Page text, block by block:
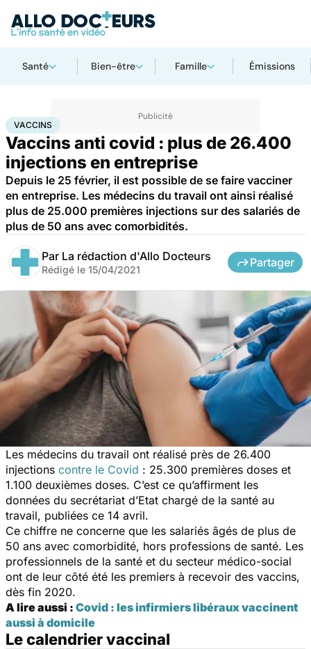
Santé Bien-être Famille Émissions
AccueilSanté Vaccins
VACCINS
Vaccins anti covid : plus de 26.400
injections en entreprise
Depuis le 25 février, il est possible de se faire vacciner
en entreprise. Les médecins du travail ont ainsi réalisé
plus de 25.000 premières injections sur des salariés de
plus de 50 ans avec comorbidités.
Par La rédaction d'Allo Docteurs
Rédigé le 15/04/2021
Partager
Les médecins du travail ont réalisé près de 26.400
injections contre le Covid : 25.300 premières doses et
1.100 deuxièmes doses. C’est ce qu’affirment les
données du secrétariat d’Etat chargé de la santé au
travail, publiées ce 14 avril.
Ce chiffre ne concerne que les salariés âgés de plus de
50 ans avec comorbidité, hors professions de santé. Les
professionnels de la santé et du secteur médico-social
ont de leur côté été les premiers à recevoir des vaccins,
dès fin 2020.
A lire aussi : Covid : les infirmiers libéraux vaccinent
aussi à domicile
Le calendrier vaccinal